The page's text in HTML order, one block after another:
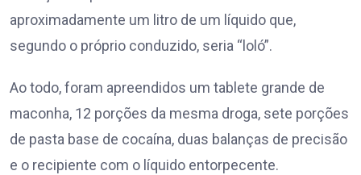
aproximadamente um litro de um líquido que,
segundo o próprio conduzido, seria “loló”.
Ao todo, foram apreendidos um tablete grande de
maconha, 12 porções da mesma droga, sete porções
de pasta base de cocaína, duas balanças de precisão
e o recipiente com o líquido entorpecente.